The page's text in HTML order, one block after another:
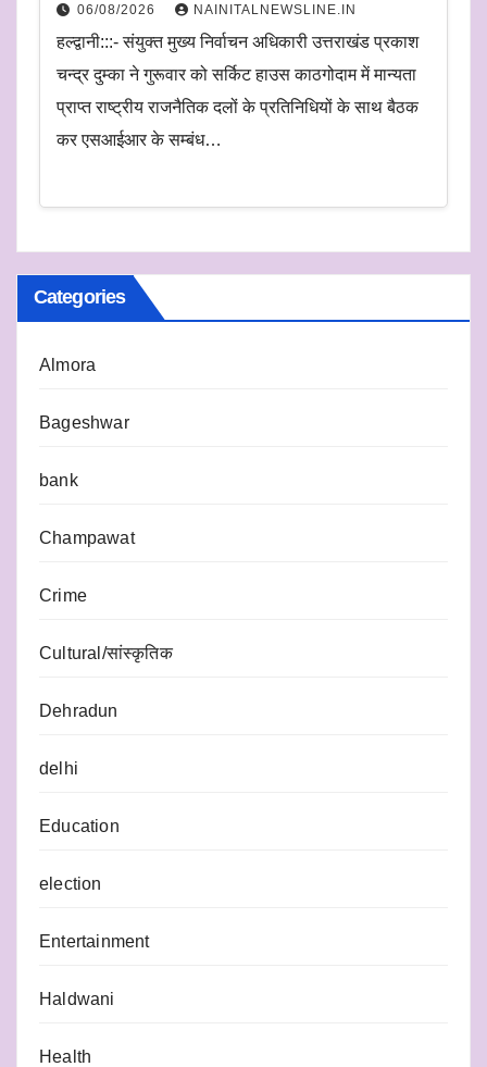
06/08/2026 NAINITALNEWSLINE.IN
हल्द्वानी:::- संयुक्त मुख्य निर्वाचन अधिकारी उत्तराखंड प्रकाश
चन्द्र दुम्का ने गुरूवार को सर्किट हाउस काठगोदाम में मान्यता
प्राप्त राष्ट्रीय राजनैतिक दलों के प्रतिनिधियों के साथ बैठक
कर एसआईआर के सम्बंध…
Categories
Almora
Bageshwar
bank
Champawat
Crime
Cultural/सांस्कृतिक
Dehradun
delhi
Education
election
Entertainment
Haldwani
Health